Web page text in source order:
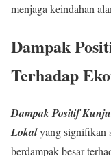
menjaga keindahan
Dampak
Terhadap
Dampak Positif
Lokalyang signifikan
berdampak besar